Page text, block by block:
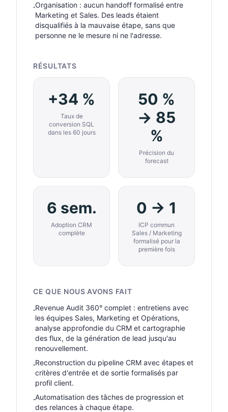
·Organisation : aucun handoff formalisé entre
Marketing et Sales. Des leads étaient
disqualifiés à la mauvaise étape, sans que
personne ne le mesure ni ne l'adresse.
RÉSULTATS
+34 %
Taux de
conversion SQL
dans les 60 jours
50 %
→ 85
%
Précision du
forecast
6 sem.
Adoption CRM
complète
0 → 1
ICP commun
Sales / Marketing
formalisé pour la
première fois
CE QUE NOUS AVONS FAIT
·Revenue Audit 360° complet : entretiens avec
les équipes Sales, Marketing et Opérations,
analyse approfondie du CRM et cartographie
des flux, de la génération de lead jusqu'au
renouvellement.
·Reconstruction du pipeline CRM avec étapes et
critères d'entrée et de sortie formalisés par
profil client.
·Automatisation des tâches de progression et
des relances à chaque étape.